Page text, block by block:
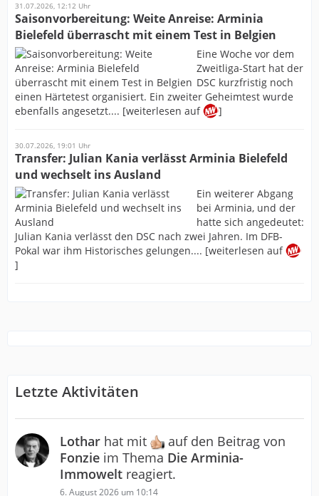
31.07.2026, 12:12 Uhr
Saisonvorbereitung: Weite Anreise: Arminia
Bielefeld überrascht mit einem Test in Belgien
Eine Woche vor dem
Zweitliga-Start hat der
DSC kurzfristig noch
einen Härtetest organisiert. Ein zweiter Geheimtest wurde
ebenfalls angesetzt.... [weiterlesen auf
]
30.07.2026, 19:01 Uhr
Transfer: Julian Kania verlässt Arminia Bielefeld
und wechselt ins Ausland
Ein weiterer Abgang
bei Arminia, und der
hatte sich angedeutet:
Julian Kania verlässt den DSC nach zwei Jahren. Im DFB-
Pokal war ihm Historisches gelungen.... [weiterlesen auf
]
Letzte Aktivitäten
Lothar hat mit
auf den Beitrag von
Fonzie im Thema Die Arminia-
Immowelt reagiert.
6. August 2026 um 10:14